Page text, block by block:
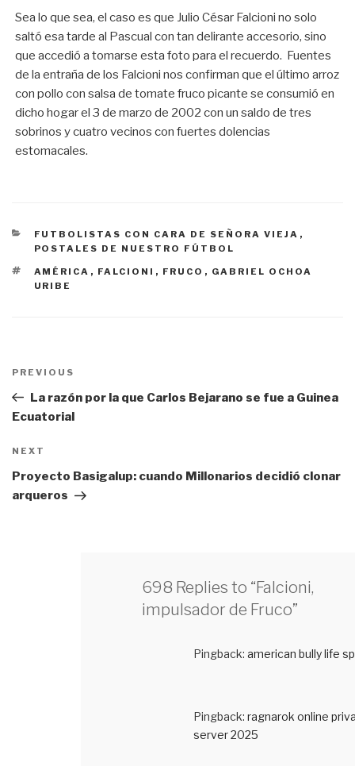
Sea lo que sea, el caso es que Julio César Falcioni no solo
saltó esa tarde al Pascual con tan delirante accesorio, sino
que accedió a tomarse esta foto para el recuerdo. Fuentes
de la entraña de los Falcioni nos confirman que el último arroz
con pollo con salsa de tomate fruco picante se consumió en
dicho hogar el 3 de marzo de 2002 con un saldo de tres
sobrinos y cuatro vecinos con fuertes dolencias
estomacales.
CATEGORÍAS
FUTBOLISTAS CON CARA DE SEÑORA VIEJA ,
POSTALES DE NUESTRO FÚTBOL
ETIQUETAS
AMÉRICA , FALCIONI , FRUCO , GABRIEL OCHOA
URIBE
entradas
Previous
Post
PREVIOUS
La razón por la que Carlos Bejarano se fue a Guinea
Ecuatorial
Next
Post
NEXT
Proyecto Basigalup: cuando Millonarios decidió clonar
arqueros
698 Replies to “Falcioni,
impulsador de Fruco”
Pingback: american bully life
Pingback: ragnarok online
server 2025